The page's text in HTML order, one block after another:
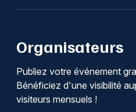
Organisateurs
Publiez votre événement
Bénéficiez d'une visibilité
visiteurs mensuels !